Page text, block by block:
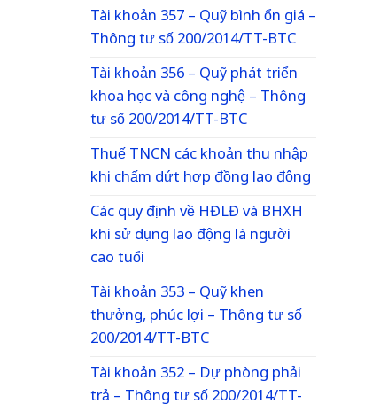
Tài khoản 357 – Quỹ bình ổn giá –
Thông tư số 200/2014/TT-BTC
Tài khoản 356 – Quỹ phát triển
khoa học và công nghệ – Thông
tư số 200/2014/TT-BTC
Thuế TNCN các khoản thu nhập
khi chấm dứt hợp đồng lao động
Các quy định về HĐLĐ và BHXH
khi sử dụng lao động là người
cao tuổi
Tài khoản 353 – Quỹ khen
thưởng, phúc lợi – Thông tư số
200/2014/TT-BTC
Tài khoản 352 – Dự phòng phải
trả – Thông tư số 200/2014/TT-